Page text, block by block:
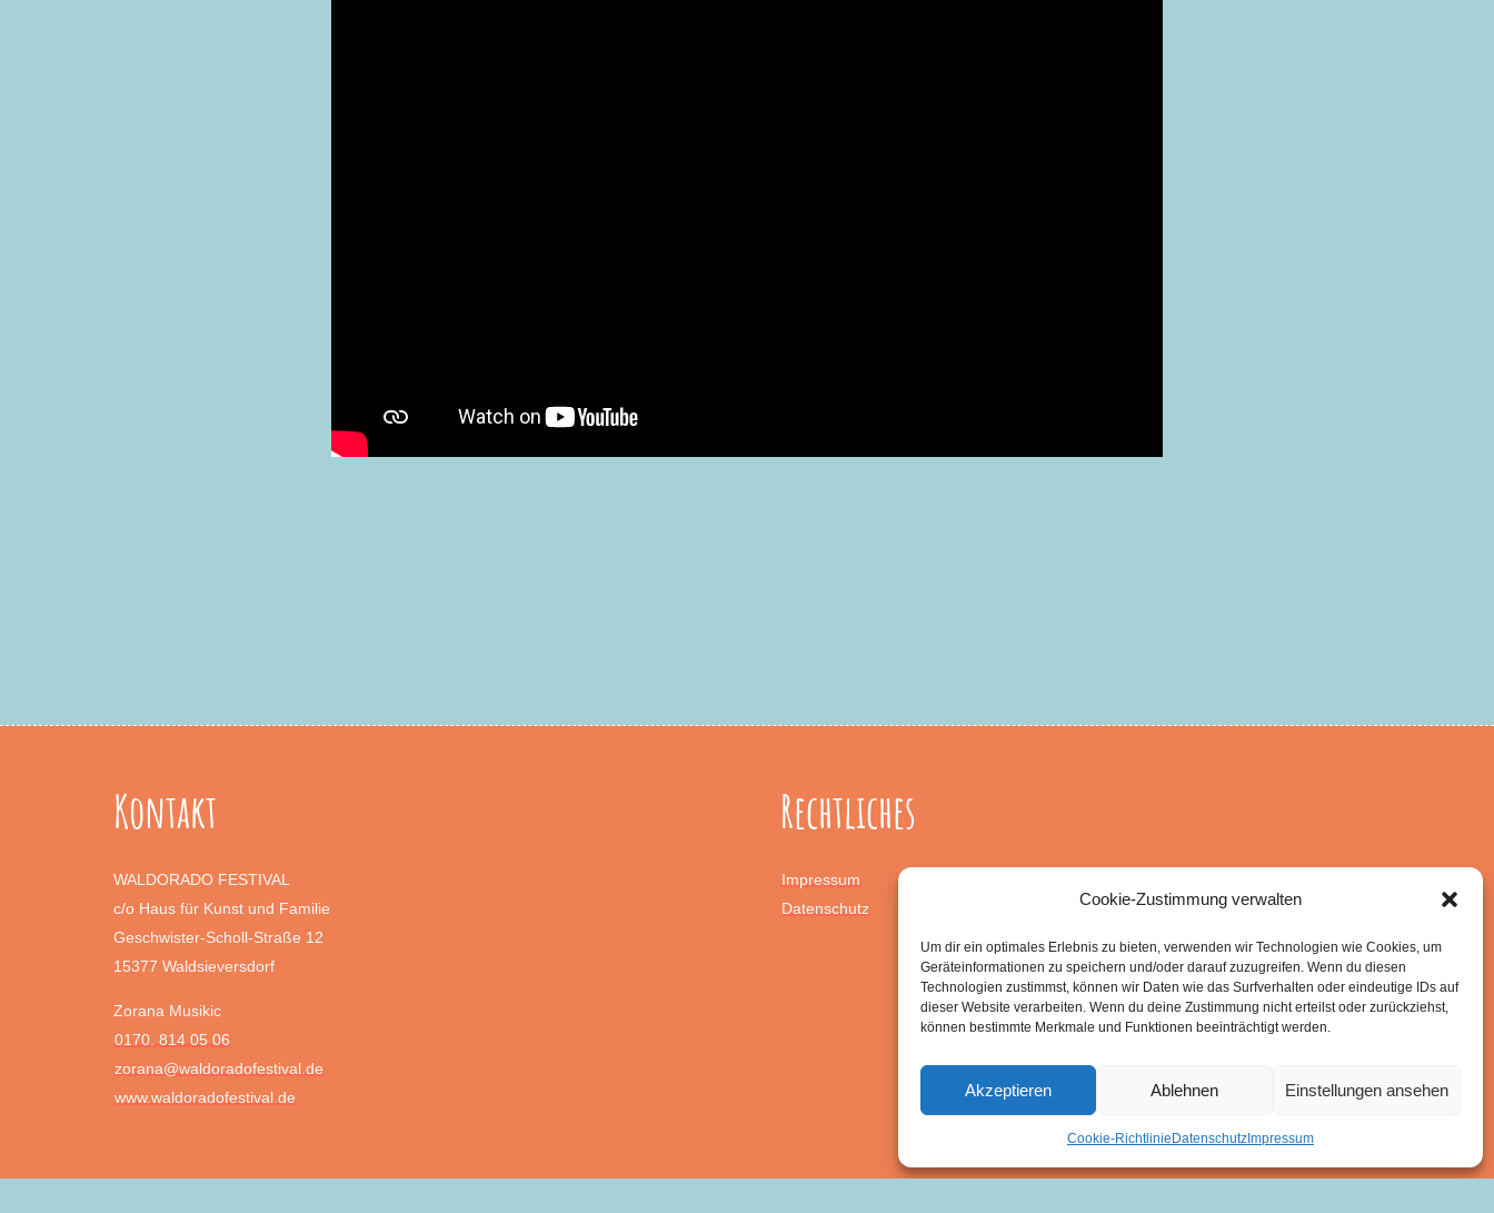
Cookie-Zustimmung verwalten
Um dir ein optimales Erlebnis zu bieten, verwenden wir Technologien wie Cookies, um
Geräteinformationen zu speichern und/oder darauf zuzugreifen. Wenn du diesen
Technologien zustimmst, können wir Daten wie das Surfverhalten oder eindeutige IDs auf
dieser Website verarbeiten. Wenn du deine Zustimmung nicht erteilst oder zurückziehst,
können bestimmte Merkmale und Funktionen beeinträchtigt werden.
Akzeptieren Ablehnen Einstellungen ansehen
Cookie-Richtlinie DatenschutzImpressum
Kontakt
WALDORADO FESTIVAL
c/o Haus für Kunst und Familie
Geschwister-Scholl-Straße 12
15377 Waldsieversdorf
Zorana Musikic
0170. 814 05 06
zorana@waldoradofestival.de
www.waldoradofestival.de
Rechtliches
Impressum
Datenschutz